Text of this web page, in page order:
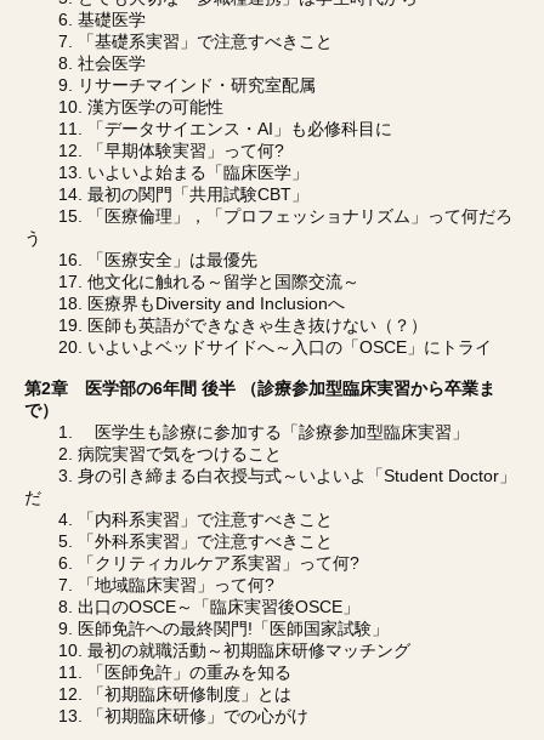
6. 基礎医学
7. 「基礎系実習」で注意すべきこと
8. 社会医学
9. リサーチマインド・研究室配属
10. 漢方医学の可能性
11. 「データサイエンス・AI」も必修科目に
12. 「早期体験実習」って何?
13. いよいよ始まる「臨床医学」
14. 最初の関門「共用試験CBT」
15. 「医療倫理」，「プロフェッショナリズム」って何だろ
う
16. 「医療安全」は最優先
17. 他文化に触れる～留学と国際交流～
18. 医療界もDiversity and Inclusionへ
19. 医師も英語ができなきゃ生き抜けない（？）
20. いよいよベッドサイドへ～入口の「OSCE」にトライ
第2章 医学部の6年間 後半 （診療参加型臨床実習から卒業ま
で）
1. 医学生も診療に参加する「診療参加型臨床実習」
2. 病院実習で気をつけること
3. 身の引き締まる白衣授与式～いよいよ「Student Doctor」
だ
4. 「内科系実習」で注意すべきこと
5. 「外科系実習」で注意すべきこと
6. 「クリティカルケア系実習」って何?
7. 「地域臨床実習」って何?
8. 出口のOSCE～「臨床実習後OSCE」
9. 医師免許への最終関門!「医師国家試験」
10. 最初の就職活動～初期臨床研修マッチング
11. 「医師免許」の重みを知る
12. 「初期臨床研修制度」とは
13. 「初期臨床研修」での心がけ